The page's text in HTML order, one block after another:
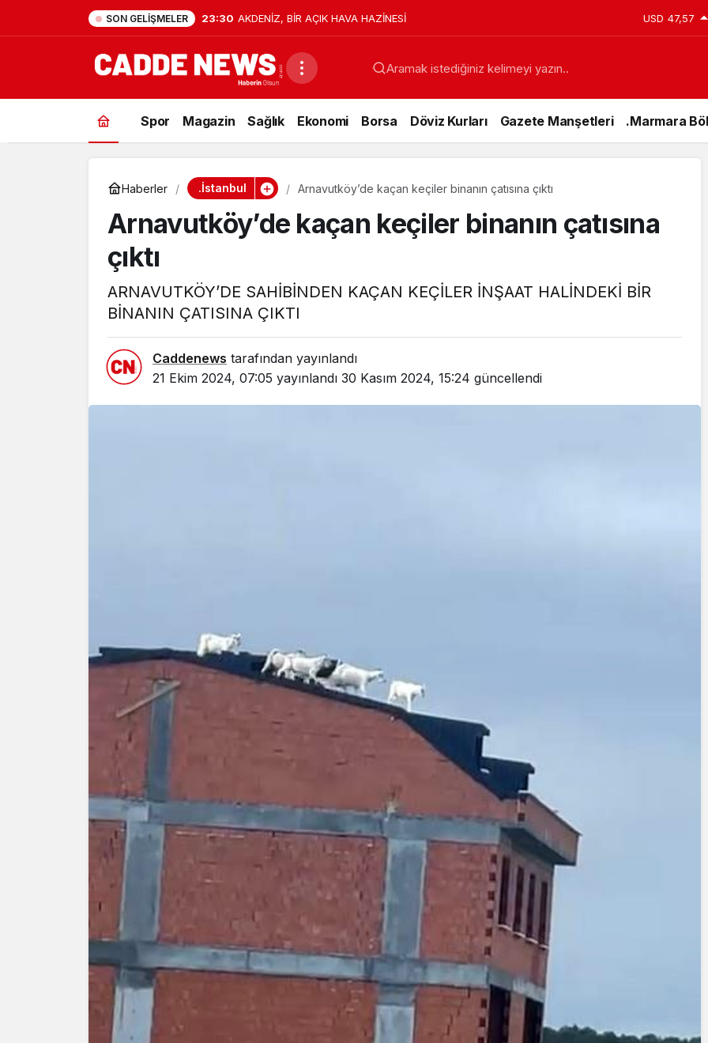
SON GELIŞMELER 23:30 AKDENİZ, BİR AÇIK HAVA HAZİNESİ USD 47,57
Aramak istediğiniz kelimeyi yazın..
Spor Magazin Sağlık Ekonomi Borsa Döviz Kurları Gazete Manşetleri .Marmara
Haberler .İstanbul Arnavutköy’de kaçan keçiler binanın çatısına çıktı
Arnavutköy’de kaçan keçiler binanın çatısına
çıktı
ARNAVUTKÖY’DE SAHİBİNDEN KAÇAN KEÇİLER İNŞAAT HALİNDEKİ BİR
BİNANIN ÇATISINA ÇIKTI
Caddenews tarafından yayınlandı
21 Ekim 2024, 07:05 yayınlandı 30 Kasım 2024, 15:24 güncellendiCumhurbaşkanı